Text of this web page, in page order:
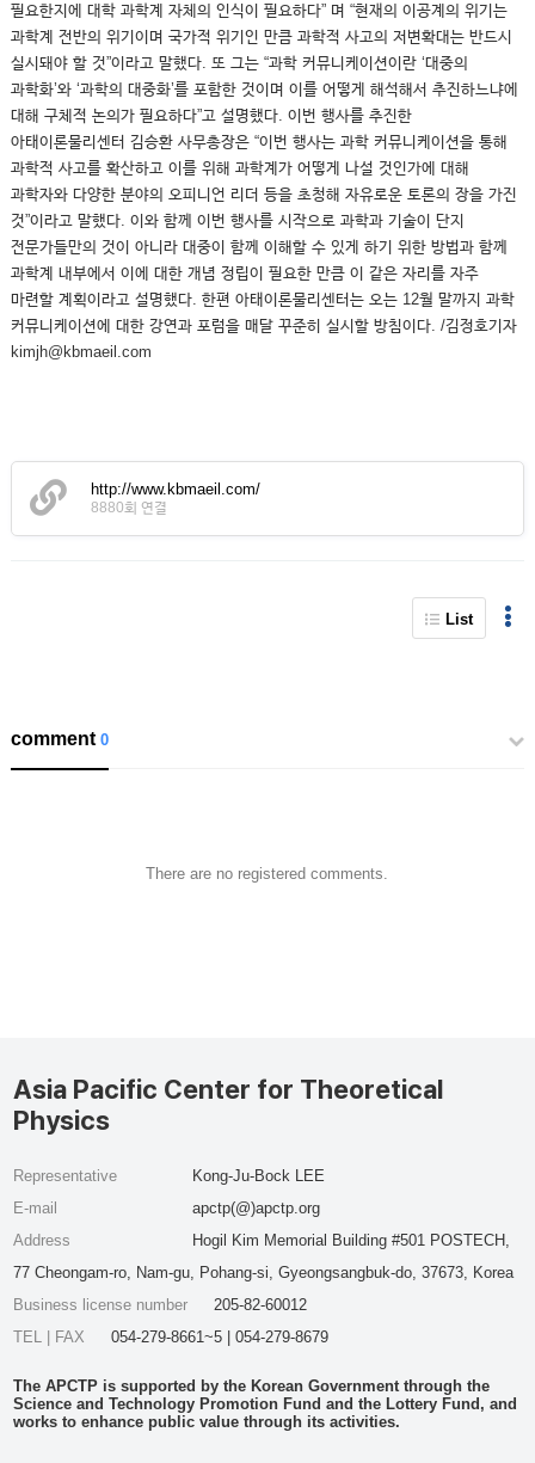
필요한지에 대학 과학계 자체의 인식이 필요하다” 며 “현재의 이공계의 위기는
과학계 전반의 위기이며 국가적 위기인 만큼 과학적 사고의 저변확대는 반드시
실시돼야 할 것”이라고 말했다. 또 그는 “과학 커뮤니케이션이란 ‘대중의
과학화’와 ‘과학의 대중화’를 포함한 것이며 이를 어떻게 해석해서 추진하느냐에
대해 구체적 논의가 필요하다”고 설명했다. 이번 행사를 추진한
아태이론물리센터 김승환 사무총장은 “이번 행사는 과학 커뮤니케이션을 통해
과학적 사고를 확산하고 이를 위해 과학계가 어떻게 나설 것인가에 대해
과학자와 다양한 분야의 오피니언 리더 등을 초청해 자유로운 토론의 장을 가진
것”이라고 말했다. 이와 함께 이번 행사를 시작으로 과학과 기술이 단지
전문가들만의 것이 아니라 대중이 함께 이해할 수 있게 하기 위한 방법과 함께
과학계 내부에서 이에 대한 개념 정립이 필요한 만큼 이 같은 자리를 자주
마련할 계획이라고 설명했다. 한편 아태이론물리센터는 오는 12월 말까지 과학
커뮤니케이션에 대한 강연과 포럼을 매달 꾸준히 실시할 방침이다. /김정호기자
kimjh@kbmaeil.com
http://www.kbmaeil.com/
8880회 연결
List
comment0
There are no registered comments.
Asia Pacific Center for Theoretical
Physics
Representative
Kong-Ju-Bock LEE
E-mail
apctp(@)apctp.org
Address
Hogil Kim Memorial Building #501 POSTECH,
77 Cheongam-ro, Nam-gu, Pohang-si, Gyeongsangbuk-do, 37673, Korea
Business license number
205-82-60012
TEL | FAX
054-279-8661~5 | 054-279-8679
The APCTP is supported by the Korean Government through the
Science and Technology Promotion Fund and the Lottery Fund, and
works to enhance public value through its activities.